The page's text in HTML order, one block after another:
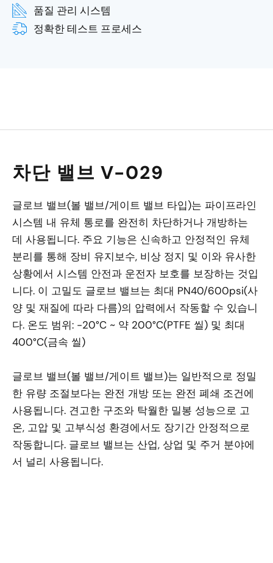
품질 관리 시스템
정확한 테스트 프로세스
차단 밸브 V-029
글로브 밸브(볼 밸브/게이트 밸브 타입)는 파이프라인
시스템 내 유체 통로를 완전히 차단하거나 개방하는
데 사용됩니다. 주요 기능은 신속하고 안정적인 유체
분리를 통해 장비 유지보수, 비상 정지 및 이와 유사한
상황에서 시스템 안전과 운전자 보호를 보장하는 것입
니다. 이 고밀도 글로브 밸브는 최대 PN40/600psi(사
양 및 재질에 따라 다름)의 압력에서 작동할 수 있습니
다. 온도 범위: -20°C ~ 약 200°C(PTFE 씰) 및 최대
400°C(금속 씰)
글로브 밸브(볼 밸브/게이트 밸브)는 일반적으로 정밀
한 유량 조절보다는 완전 개방 또는 완전 폐쇄 조건에
사용됩니다. 견고한 구조와 탁월한 밀봉 성능으로 고
온, 고압 및 고부식성 환경에서도 장기간 안정적으로
작동합니다. 글로브 밸브는 산업, 상업 및 주거 분야에
서 널리 사용됩니다.